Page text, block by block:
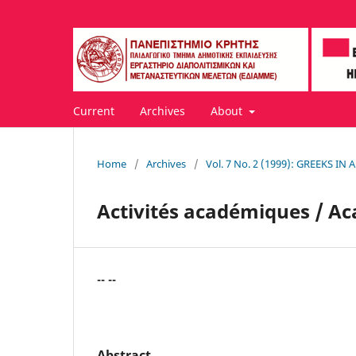
Current Archives About
Home / Archives / Vol. 7 No. 2 (1999): GREEKS IN
Activités académiques /
-- --